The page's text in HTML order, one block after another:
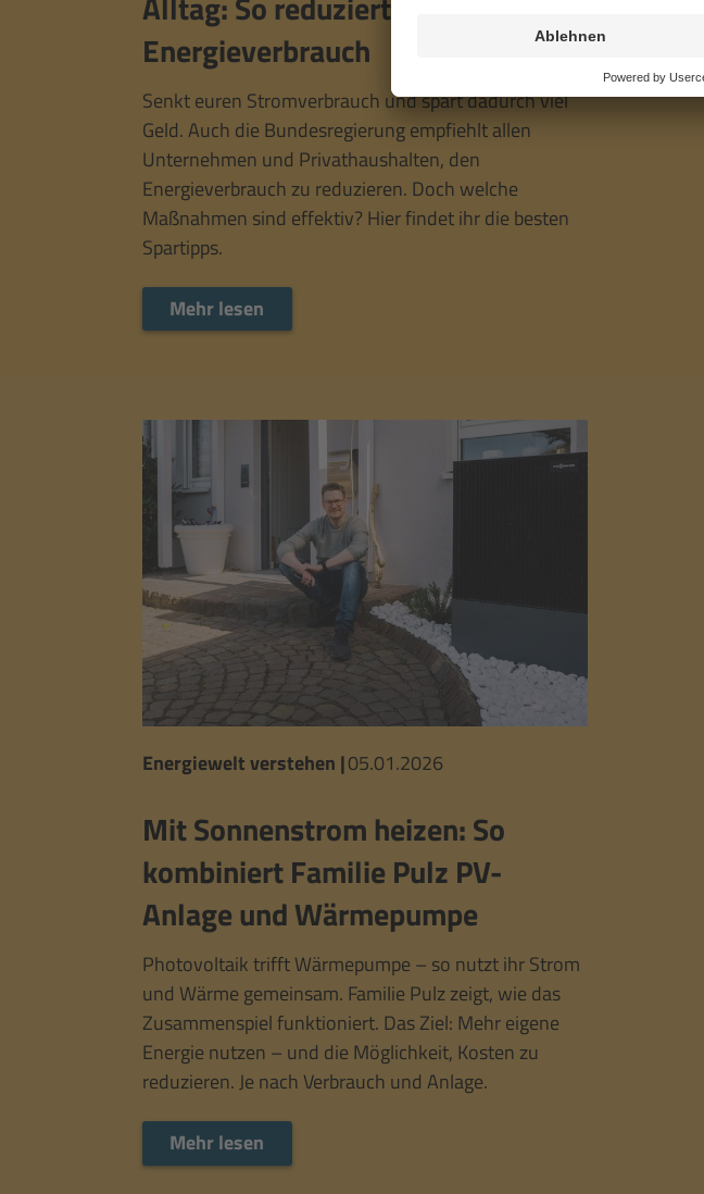
Energieverbrauch
Senkt euren Stromverbrauch und spart dadurch viel
Geld. Auch die Bundesregierung empfiehlt allen
Unternehmen und Privathaushalten, den
Energieverbrauch zu reduzieren. Doch welche
Maßnahmen sind effektiv? Hier findet ihr die besten
Spartipps.
Mehr lesen
05.01.2026
Energiewelt verstehen |
Mit Sonnenstrom heizen: So
kombiniert Familie Pulz PV-
Anlage und Wärmepumpe
Photovoltaik trifft Wärmepumpe – so nutzt ihr Strom
und Wärme gemeinsam. Familie Pulz zeigt, wie das
Zusammenspiel funktioniert. Das Ziel: Mehr eigene
Energie nutzen – und die Möglichkeit, Kosten zu
reduzieren. Je nach Verbrauch und Anlage.
Mehr lesen